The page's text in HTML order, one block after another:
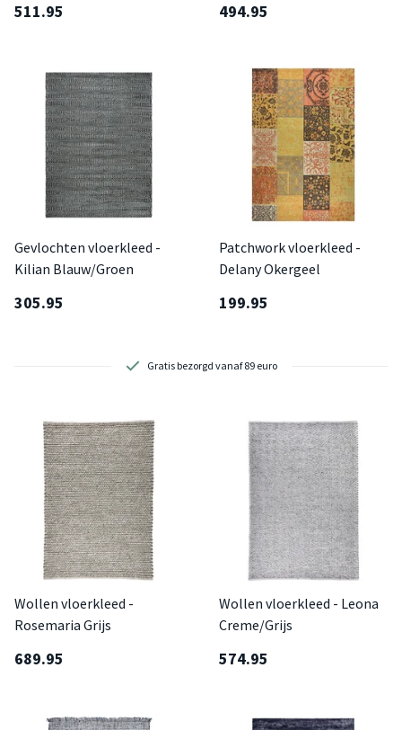
511.95 494.95
Gevlochten vloerkleed -
Kilian Blauw/Groen
305.95
Patchwork vloerkleed -
Delany Okergeel
199.95
2 showrooms om te bezoeken
Wollen vloerkleed -
Rosemaria Grijs
689.95
Wollen vloerkleed - Leona
Creme/Grijs
574.95